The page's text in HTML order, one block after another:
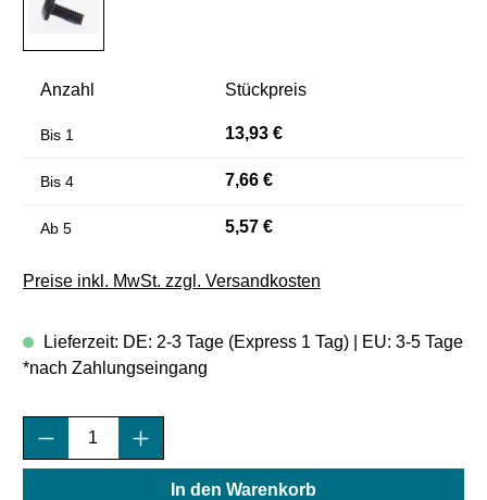
Anzahl Stückpreis
Bis 1 13,93 €
Bis 4 7,66 €
Ab 5 5,57 €
Preise inkl. MwSt. zzgl. Versandkosten
Lieferzeit: DE: 2-3 Tage (Express 1 Tag) | EU: 3-5 Tage
*nach Zahlungseingang
Produkt Anzahl: Gib den gewünschten
In den Warenkorb